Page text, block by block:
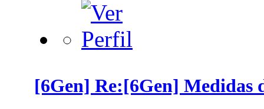
[6Gen] Re:[6Gen] Medidas